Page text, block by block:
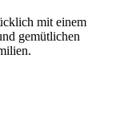
mit einem
gemütlichen